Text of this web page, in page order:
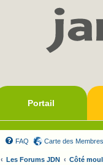
Portail
FAQ Carte des Membres
Les Forums JDN Côté